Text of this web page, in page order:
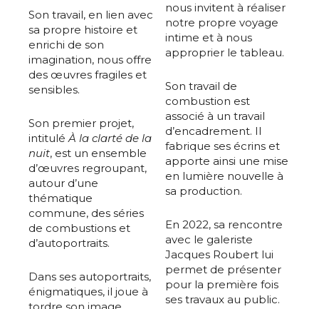
Son travail, en lien avec
sa propre histoire et
enrichi de son
imagination, nous offre
des œuvres fragiles et
sensibles.
Son premier projet,
intituléÀ la clarté de la
nuit, est un ensemble
d’œuvres regroupant,
autour d’une
thématique
commune, des séries
de combustions et
d’autoportraits.
Dans ses autoportraits,
énigmatiques, il joue à
nous invitent à réaliser
notre propre voyage
intime et à nous
approprier le tableau.
Son travail de
combustion est
associé à un travail
d’encadrement. Il
fabrique ses écrins et
apporte ainsi une mise
en lumière nouvelle à
sa production.
En 2022, sa rencontre
avec le galeriste
Jacques Roubert lui
permet de présenter
pour la première fois
ses travaux au public.